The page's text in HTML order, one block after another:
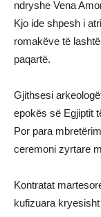
ndryshe Vena
Kjo ide shpesh i
romakëve të
paqartë.
Gjithsesi
epokës së Egjiptit
Por para
ceremoni zyrtare
Kontratat
kufizuara